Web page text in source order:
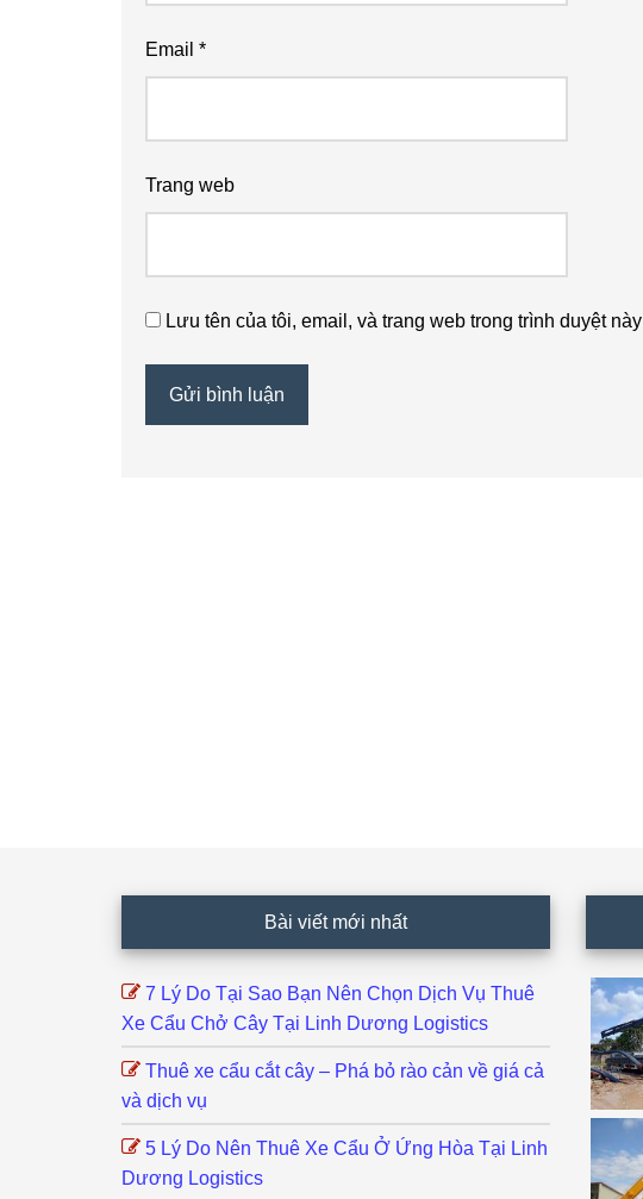
Email *
Trang web
Lưu tên của tôi, email, và trang web trong trình duyệt
Bài viết mới nhất
7 Lý Do Tại Sao Bạn Nên Chọn Dịch Vụ Thuê
Xe Cẩu Chở Cây Tại Linh Dương Logistics
Thuê xe cẩu cắt cây – Phá bỏ rào cản về giá cả
và dịch vụ
5 Lý Do Nên Thuê Xe Cẩu Ở Ứng Hòa Tại Linh
Dương Logistics